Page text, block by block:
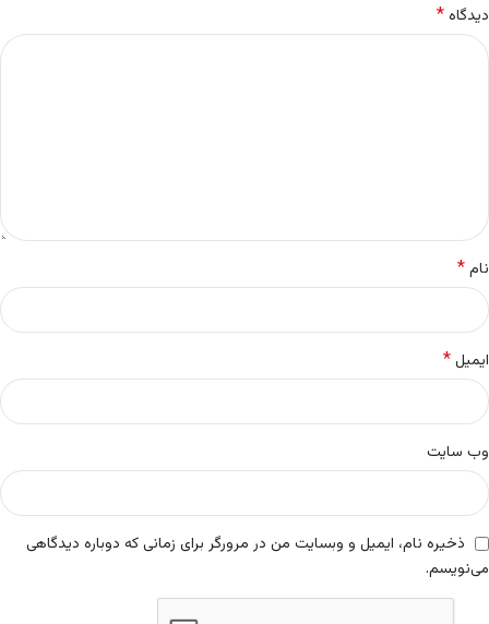
دیدگاه*
نام*
ایمیل*
وب‌ سایت
ذخیره نام، ایمیل و وبسایت من در مرورگر برای زمانی که دوباره دیدگاهی
می‌نویسم.